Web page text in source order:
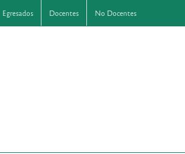
Egresados Docentes No Docentes